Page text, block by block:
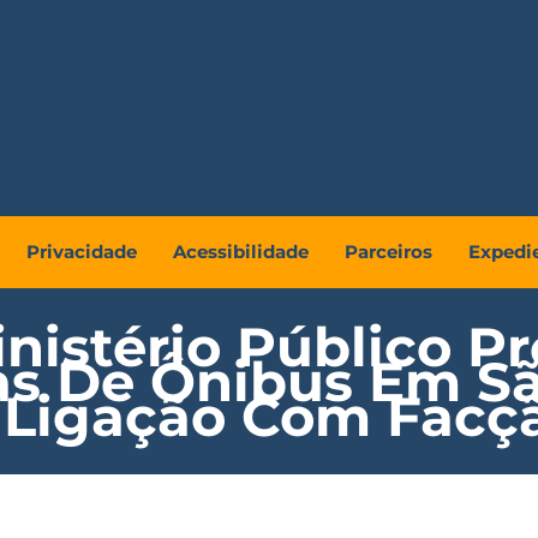
Privacidade Acessibilidade Parceiros
Público
De Ônibus Em
Com